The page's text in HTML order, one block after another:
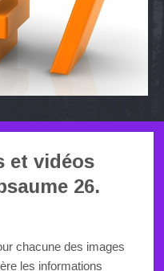
et vidéos
26.
chacune des images
les informations